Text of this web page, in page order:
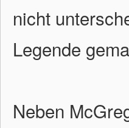
nicht
Legende
Neben